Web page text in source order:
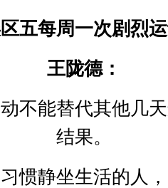
五每周一次剧烈
王陇德：
不能替代其他几
结果。
习惯静坐生活的人，